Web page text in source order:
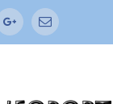
Google+Email